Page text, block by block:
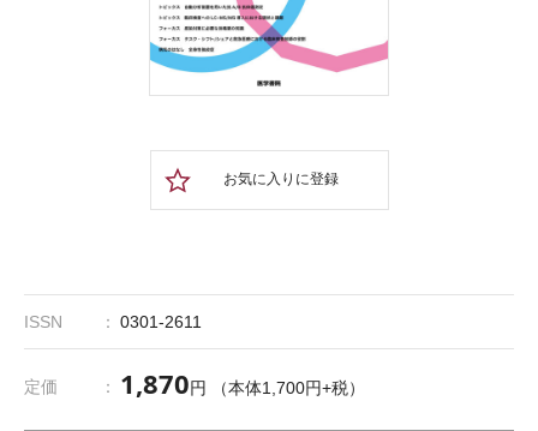
お気に入りに登録
ISSN 0301-2611
定価 1,870円 （本体1,700円+税）